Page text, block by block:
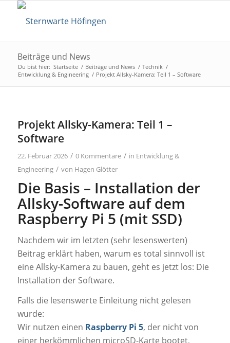
Beiträge und News
Du bist hier: Startseite / Beiträge und News / Technik /
Entwicklung & Engineering / Projekt Allsky-Kamera: Teil 1 – Software
Projekt Allsky-Kamera: Teil 1 –
Software
22. Februar 2026 / 0 Kommentare / in Entwicklung &
Engineering / von Hagen Glötter
Die Basis – Installation der
Allsky-Software auf dem
Raspberry Pi 5 (mit SSD)
Nachdem wir im letzten (sehr lesenswerten)
Beitrag erklärt haben, warum es total sinnvoll ist
eine Allsky-Kamera zu bauen, geht es jetzt los: Die
Installation der Software.
Falls die lesenswerte Einleitung nicht gelesen
wurde:
Wir nutzen einen Raspberry Pi 5, der nicht von
einer herkömmlichen microSD-Karte bootet,